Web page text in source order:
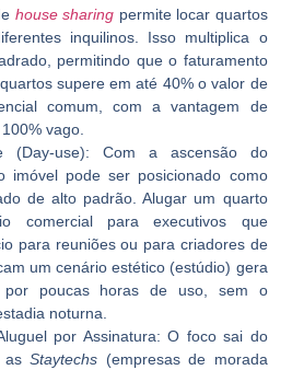
house sharing permite locar quartos
inquilinos. Isso multiplica o
permitindo que o faturamento
supere em até 40% o valor de
comum, com a vantagem de
vago.
(Day-use): Com a ascensão do
imóvel pode ser posicionado como
de alto padrão. Alugar um quarto
comercial para executivos que
para reuniões ou para criadores de
um cenário estético (estúdio) gera
por poucas horas de uso, sem o
noturna.
por Assinatura: O foco sai do
asStaytechs (empresas de morada